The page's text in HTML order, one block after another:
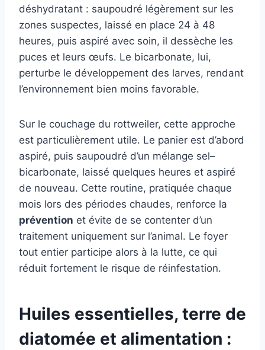
déshydratant : saupoudré légèrement sur les
zones suspectes, laissé en place 24 à 48
heures, puis aspiré avec soin, il dessèche les
puces et leurs œufs. Le bicarbonate, lui,
perturbe le développement des larves, rendant
l’environnement bien moins favorable.
Sur le couchage du rottweiler, cette approche
est particulièrement utile. Le panier est d’abord
aspiré, puis saupoudré d’un mélange sel–
bicarbonate, laissé quelques heures et aspiré
de nouveau. Cette routine, pratiquée chaque
mois lors des périodes chaudes, renforce la
prévention et évite de se contenter d’un
traitement uniquement sur l’animal. Le foyer
tout entier participe alors à la lutte, ce qui
réduit fortement le risque de réinfestation.
Huiles essentielles, terre de
diatomée et alimentation :